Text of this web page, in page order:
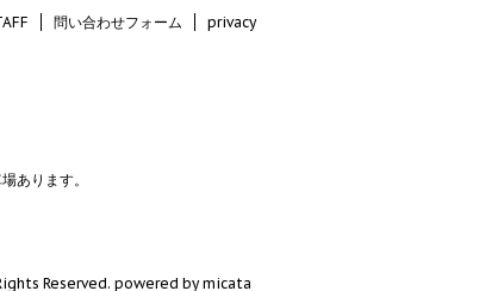
問い合わせフォーム
privacy
あります。
Reserved. powered by micata